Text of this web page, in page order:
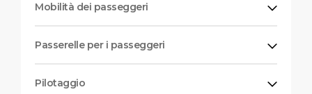
Mobilità dei passeggeri
Passerelle per i passeggeri
Pilotaggio